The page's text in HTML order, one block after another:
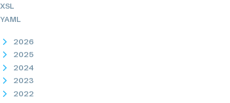
XSL
YAML
2026
2025
2024
2023
2022